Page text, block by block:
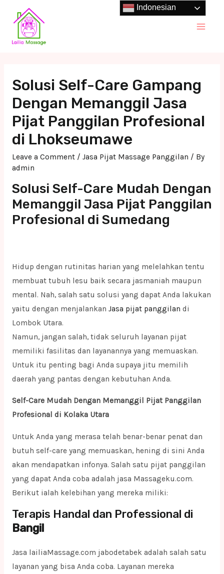
content
Solusi Self-Care Gampang
Dengan Memanggil Jasa
Pijat Panggilan Profesional
di Lhokseumawe
Leave a Comment / Jasa Pijat Massage Panggilan / By
admin
Solusi Self-Care Mudah Dengan
Memanggil Jasa Pijat Panggilan
Profesional di Sumedang
Hidup dengan rutinitas harian yang melelahkan tentu
membuat tubuh lesu baik secara jasmaniah maupun
mental. Nah, salah satu solusi yang dapat Anda lakukan
yaitu dengan menjalankan Jasa pijat panggilan di
Lombok Utara.
Namun, jangan salah, tidak seluruh layanan pijat
memiliki fasilitas dan layanannya yang memuaskan.
Untuk itu penting bagi Anda supaya jitu memilih
daerah yang pantas dengan kebutuhan Anda.
Self-Care Mudah Dengan Memanggil Pijat Panggilan
Profesional di Kolaka Utara
Untuk Anda yang merasa telah benar-benar penat dan
butuh self-care yang memuaskan, hening di sini Anda
akan mendapatkan infonya. Salah satu pijat panggilan
yang dapat Anda coba adalah jasa Massageku.com.
Berikut ialah kelebihan yang mereka miliki:
Terapis Handal dan Professional di
Bangil
Jasa lailiaMassage.com jabodetabek adalah salah satu
layanan yang bisa Anda coba. Layanan mereka
Indonesian